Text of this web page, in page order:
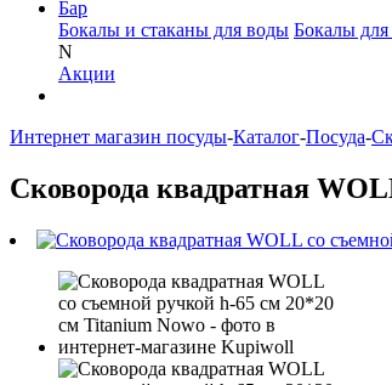
Бар
Бокалы и стаканы для воды Бокалы для
N
Акции
Интернет магазин посуды-Каталог-Посуда-
Сковорода квадратная